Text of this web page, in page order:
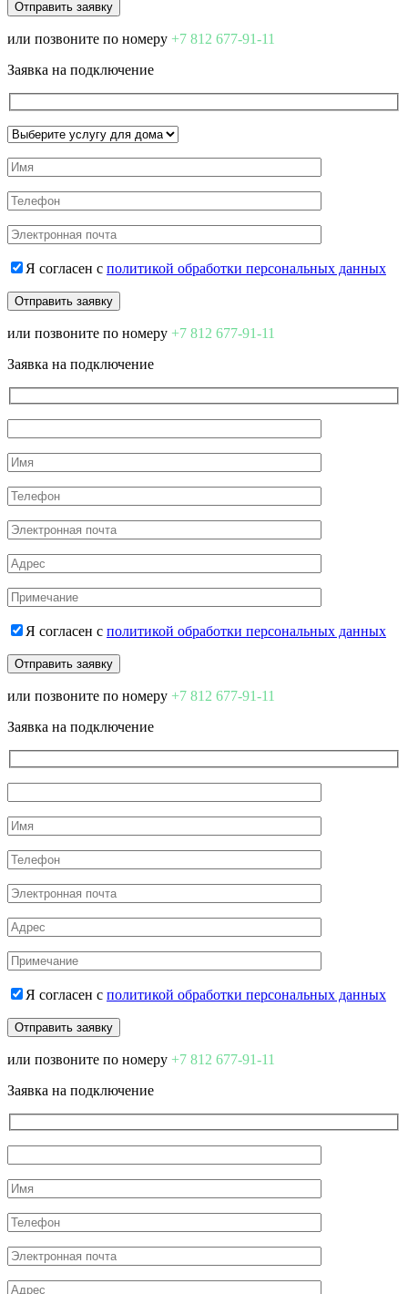
или позвоните по номеру +7 812 677-91-11
Заявка на подключение
Я согласен с политикой обработки персональных данных
или позвоните по номеру +7 812 677-91-11
Заявка на подключение
Я согласен с политикой обработки персональных данных
или позвоните по номеру +7 812 677-91-11
Заявка на подключение
Я согласен с политикой обработки персональных данных
или позвоните по номеру +7 812 677-91-11
Заявка на подключение